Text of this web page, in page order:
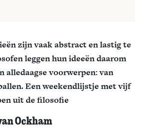
zijn vaak abstract en lastig te
leggen hun ideeën daarom
alledaagse voorwerpen: van
Een weekendlijstje met vijf
uit de filosofie
Ockham